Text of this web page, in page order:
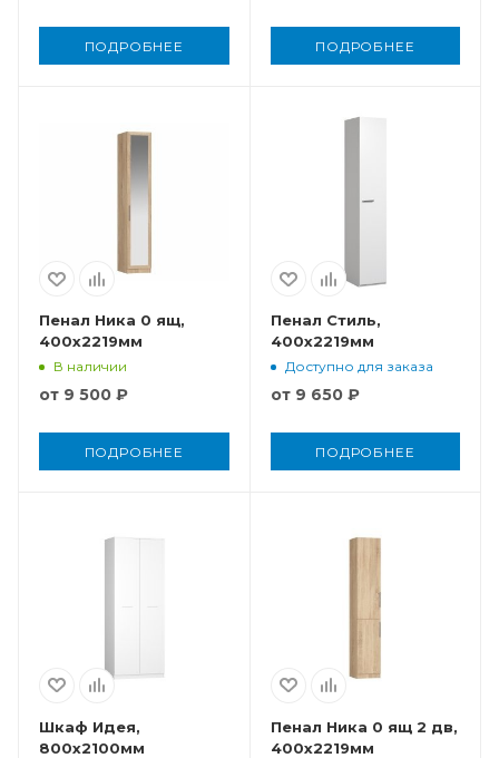
ПОДРОБНЕЕ ПОДРОБНЕЕ
Пенал Ника 0 ящ,
400x2219мм
В наличии
от 9 500 ₽
ПОДРОБНЕЕ
Пенал Стиль,
400x2219мм
Доступно для заказа
от 9 650 ₽
ПОДРОБНЕЕ
Шкаф Идея,
800x2100мм
Пенал Ника 0 ящ 2 дв,
400x2219мм